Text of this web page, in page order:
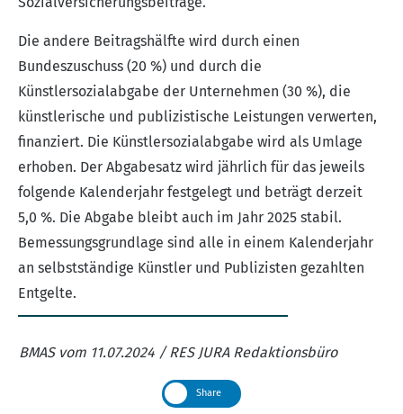
Die andere Beitragshälfte wird durch einen
Bundeszuschuss (20 %) und durch die
Künstlersozialabgabe der Unternehmen (30 %), die
künstlerische und publizistische Leistungen verwerten,
finanziert. Die Künstlersozialabgabe wird als Umlage
erhoben. Der Abgabesatz wird jährlich für das jeweils
folgende Kalenderjahr festgelegt und beträgt derzeit
5,0 %. Die Abgabe bleibt auch im Jahr 2025 stabil.
Bemessungsgrundlage sind alle in einem Kalenderjahr
an selbstständige Künstler und Publizisten gezahlten
Entgelte.
BMAS vom 11.07.2024 / RES JURA Redaktionsbüro
Share